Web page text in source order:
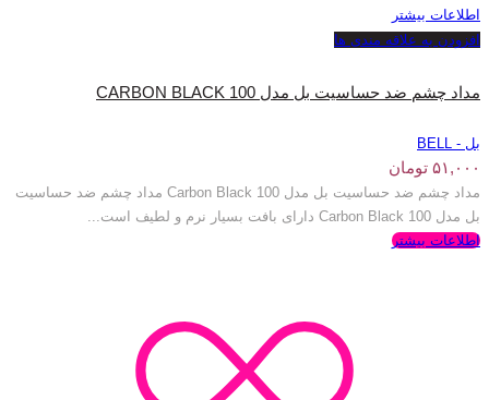
اطلاعات بیشتر
افزودن به علاقه مندی ها
مداد چشم ضد حساسیت بل مدل 100 CARBON BLACK
بل - BELL
۵۱,۰۰۰ تومان
مداد چشم ضد حساسیت بل مدل 100 Carbon Black مداد چشم ضد حساسیت
بل مدل 100 Carbon Black دارای بافت بسیار نرم و لطیف است...
اطلاعات بیشتر